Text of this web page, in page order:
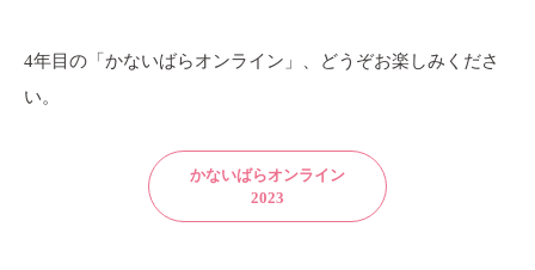
4年目の「かないばらオンライン」、どうぞお楽しみくださ
い。
かないばらオンライン
2023